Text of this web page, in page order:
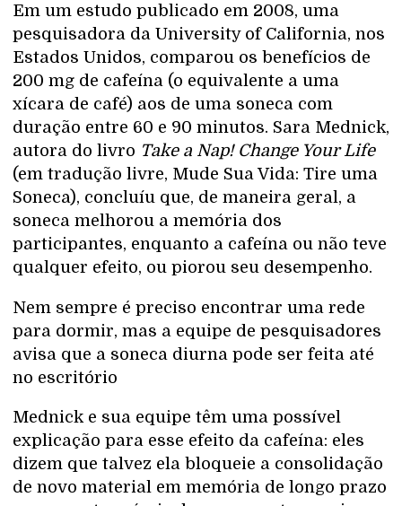
Em um estudo publicado em 2008, uma
pesquisadora da University of California, nos
Estados Unidos, comparou os benefícios de
200 mg de cafeína (o equivalente a uma
xícara de café) aos de uma soneca com
duração entre 60 e 90 minutos. Sara Mednick,
autora do livro Take a Nap! Change Your Life
(em tradução livre, Mude Sua Vida: Tire uma
Soneca), concluíu que, de maneira geral, a
soneca melhorou a memória dos
participantes, enquanto a cafeína ou não teve
qualquer efeito, ou piorou seu desempenho.
Nem sempre é preciso encontrar uma rede
para dormir, mas a equipe de pesquisadores
avisa que a soneca diurna pode ser feita até
no escritório
Mednick e sua equipe têm uma possível
explicação para esse efeito da cafeína: eles
dizem que talvez ela bloqueie a consolidação
de novo material em memória de longo prazo